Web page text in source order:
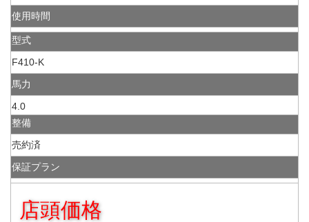
使用時間
型式
F410-K
馬力
4.0
整備
売約済
保証プラン
店頭価格